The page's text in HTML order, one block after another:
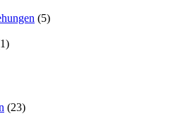
(5)
(23)